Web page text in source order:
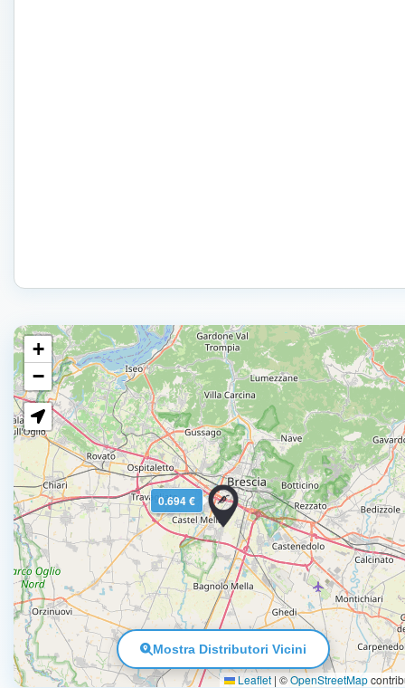
0.694 €
+
−
Leaflet | ©OpenStreetMap
Mostra Distributori Vicini